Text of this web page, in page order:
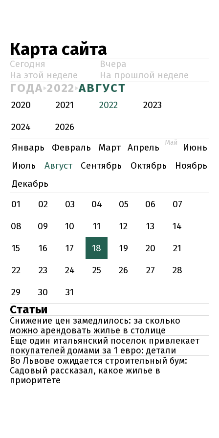
Карта сайта
Сегодня
Вчера
На этой неделе
На прошлой неделе
ГОДА 2022 АВГУСТ
2020 2021 2022
2023
2024
2026
Январь
Февраль Март Апрель Май
Июнь
Июль
Август Сентябрь Октябрь
Ноябрь
Декабрь
01
02 03 04 05 06
07
08
09 10 11 12 13
14
15
16 17 18 19 20
21
22
23 24 25 26 27
28
29
30 31
Статьи
Снижение цен замедлилось: за сколько
можно арендовать жилье в столице
Еще один итальянский поселок привлекает
покупателей домами за 1 евро: детали
Во Львове ожидается строительный бум:
Садовый рассказал, какое жилье в
приоритете